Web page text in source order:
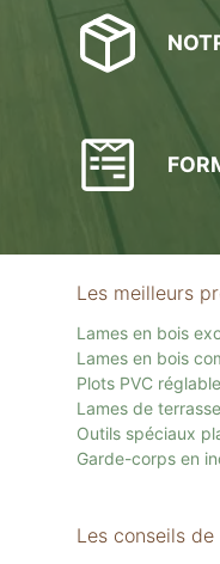
Les meilleurs
Lames en bois
Lames en bois
Plots PVC
Lames de
Outils spéciaux
Garde-corps en
Les conseils de